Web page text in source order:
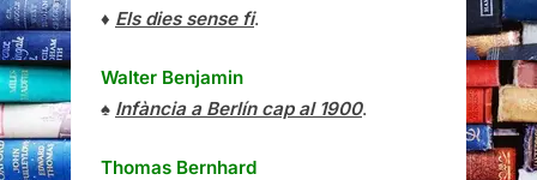
♦ Els dies sense fi.
Walter Benjamin
♠ Infància a Berlín cap al 1900.
Thomas Bernhard